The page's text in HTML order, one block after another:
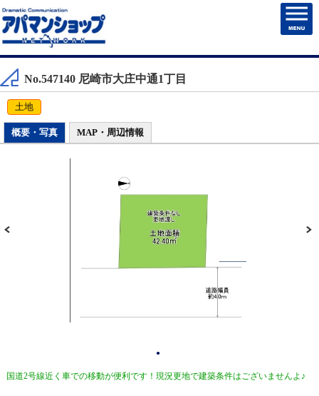
売買物件検索
マンション管理
チェックしたお部屋
No.547140 尼崎市大庄中通1丁目
土地
概要・写真 MAP・周辺情報
●
国道2号線近く車での移動が便利です！現況更地で建築条件はございませんよ♪